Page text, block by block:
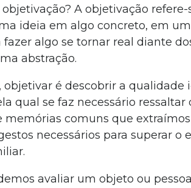
objetivação? A objetivação
ideia em algo concreto, em
algo se tornar real diante
abstração.
objetivar é descobrir a qualidade
qual se faz necessário
memórias comuns que
necessários para superar o
avaliar um objeto ou